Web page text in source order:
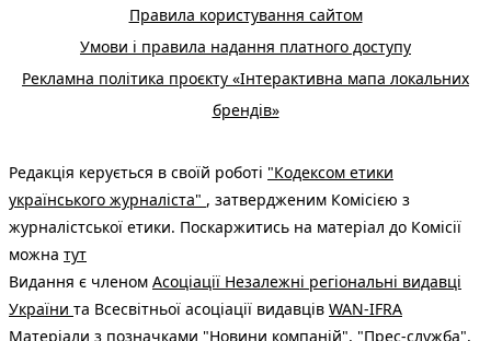
Правила користування сайтом
Умови і правила надання платного доступу
Рекламна політика проєкту «Інтерактивна мапа локальних
брендів»
Редакція керується в своїй роботі "Кодексом етики
українського журналіста" , затвердженим Комісією з
журналістської етики. Поскаржитись на матеріал до Комісії
можна тут
Видання є членом Асоціації Незалежні регіональні видавці
України та Всесвітньої асоціації видавців WAN-IFRA
Матеріали з позначками "Новини компаній", "Прес-служба",